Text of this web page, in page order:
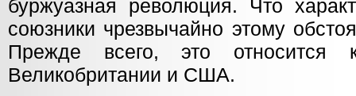
буржуазная революция. Что
союзники чрезвычайно этому
Прежде всего, это относится
Великобритании и США.